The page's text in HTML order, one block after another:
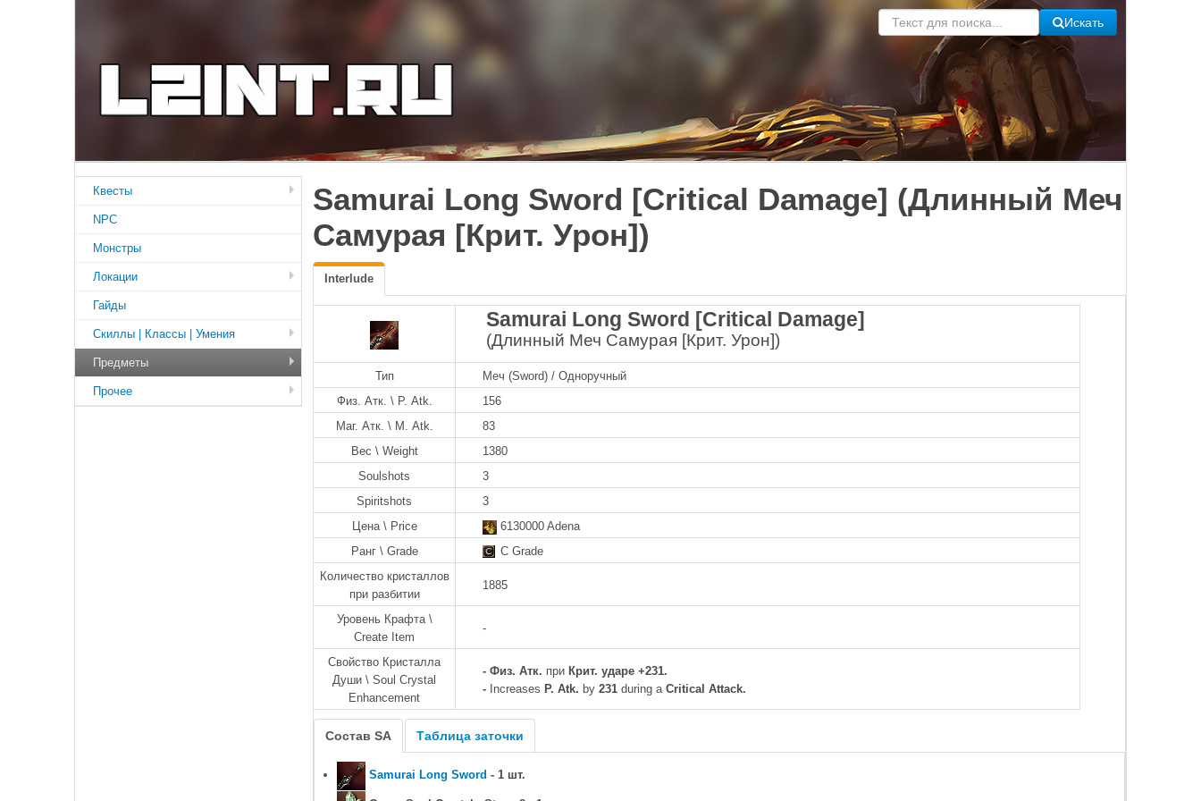
Искать
Samurai Long Sword [Critical Damage] (Длинный Меч
Самурая [Крит. Урон])
Interlude
Samurai Long Sword [Critical Damage]
(Длинный Меч Самурая [Крит. Урон])
Тип
Меч (Sword) / Одноручный
Физ. Атк. \ P. Atk.
156
Маг. Атк. \ M. Atk.
83
Вес \ Weight
1380
Soulshots
3
Spiritshots
3
Цена \ Price
6130000 Adena
Ранг \ Grade
C Grade
Количество кристаллов
при разбитии
1885
Уровень Крафта \
Create Item
-
Свойство Кристалла
Души \ Soul Crystal
Enhancement
- Физ. Атк. при Крит. ударе +231.
- Increases P. Atk. by 231 during aCritical Attack.
Состав SA Таблица заточки
Samurai Long Sword - 1 шт.
Квесты
NPC
Монстры
Локации
Гайды
Скиллы | Классы | Умения
Предметы
Прочее